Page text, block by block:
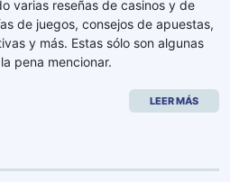
varias reseñas de casinos y de
de juegos, consejos de apuestas,
y más. Estas sólo son algunas
pena mencionar.
LEER MÁS